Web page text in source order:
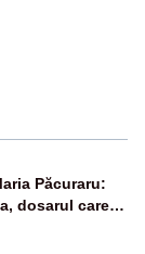
Păcuraru:
dosarul care